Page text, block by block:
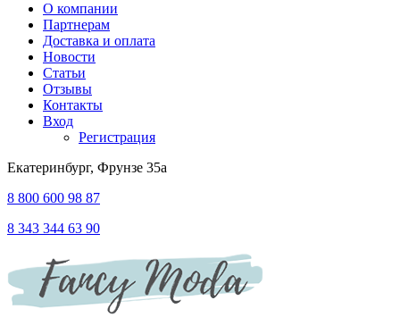
О компании
Партнерам
Доставка и оплата
Новости
Статьи
Отзывы
Контакты
Вход
Регистрация
Екатеринбург, Фрунзе 35а
8 800 600 98 87
8 343 344 63 90